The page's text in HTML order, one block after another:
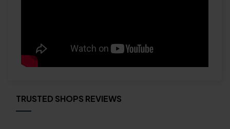
TRUSTED SHOPS REVIEWS